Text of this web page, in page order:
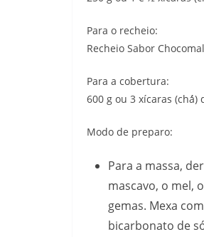
Para o recheio:
Recheio Sabor
Para a cobertura:
600 g ou 3 xícaras (chá́)
Modo de preparo:
Para a massa,
mascavo, o mel,
gemas. Mexa
bicarbonato de